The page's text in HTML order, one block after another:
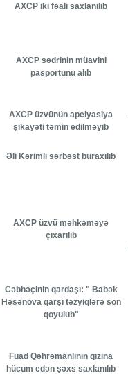
AXCP iki fəalı saxlanılıb
AXCP sədrinin müavini
pasportunu alıb
AXCP üzvünün apelyasiya
şikayəti təmin edilməyib
Əli Kərimli sərbəst buraxılıb
AXCP üzvü mәhkәmәyə
çıxarılıb
Cəbhəçinin qardaşı: " Babək
Həsənova qarşı təzyiqlərə son
qoyulub"
Fuad Qəhrəmanlının qızına
hücum edən şəxs saxlanılıb